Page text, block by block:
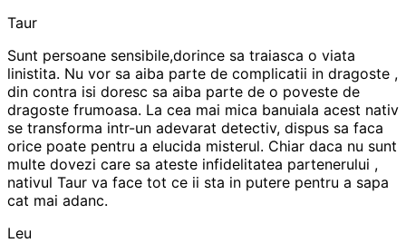
Taur
Sunt persoane sensibile,dorince sa traiasca o viata
linistita. Nu vor sa aiba parte de complicatii in dragoste ,
din contra isi doresc sa aiba parte de o poveste de
dragoste frumoasa. La cea mai mica banuiala acest nativ
se transforma intr-un adevarat detectiv, dispus sa faca
orice poate pentru a elucida misterul. Chiar daca nu sunt
multe dovezi care sa ateste infidelitatea partenerului ,
nativul Taur va face tot ce ii sta in putere pentru a sapa
cat mai adanc.
Leu